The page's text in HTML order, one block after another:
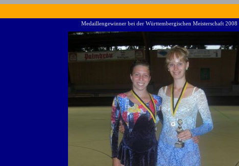
Medaillengewinner bei der Württembergischen Meisterschaft 2008